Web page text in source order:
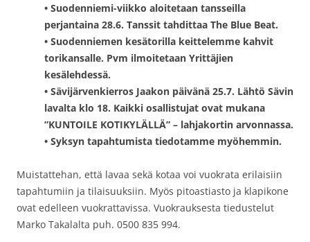
• Suodenniemi-viikko aloitetaan tansseilla
perjantaina 28.6. Tanssit tahdittaa The Blue Beat.
• Suodenniemen kesätorilla keittelemme kahvit
torikansalle. Pvm ilmoitetaan Yrittäjien
kesälehdessä.
• Sävijärvenkierros Jaakon päivänä 25.7. Lähtö Sävin
lavalta klo 18. Kaikki osallistujat ovat mukana
”KUNTOILE KOTIKYLÄLLÄ” – lahjakortin arvonnassa.
• Syksyn tapahtumista tiedotamme myöhemmin.
Muistattehan, että lavaa sekä kotaa voi vuokrata erilaisiin
tapahtumiin ja tilaisuuksiin. Myös pitoastiasto ja klapikone
ovat edelleen vuokrattavissa. Vuokrauksesta tiedustelut
Marko Takalalta puh. 0500 835 994.